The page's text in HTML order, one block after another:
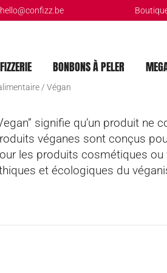
hello@confizz.be
BONBONS À PELER
/ Végan
signifie qu’un produit
véganes sont conçus
les produits cosmétiques ou
et écologiques du